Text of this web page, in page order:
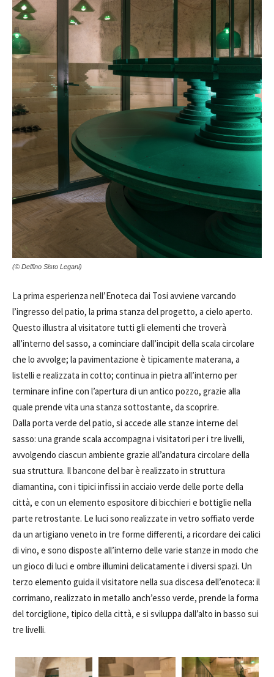
(© Delfino Sisto Legani)
La prima esperienza nell’Enoteca dai Tosi avviene varcando
l’ingresso del patio, la prima stanza del progetto, a cielo aperto.
Questo illustra al visitatore tutti gli elementi che troverà
all’interno del sasso, a cominciare dall’incipit della scala circolare
che lo avvolge; la pavimentazione è tipicamente materana, a
listelli e realizzata in cotto; continua in pietra all’interno per
terminare infine con l’apertura di un antico pozzo, grazie alla
quale prende vita una stanza sottostante, da scoprire.
Dalla porta verde del patio, si accede alle stanze interne del
sasso: una grande scala accompagna i visitatori per i tre livelli,
avvolgendo ciascun ambiente grazie all’andatura circolare della
sua struttura. Il bancone del bar è realizzato in struttura
diamantina, con i tipici infissi in acciaio verde delle porte della
città, e con un elemento espositore di bicchieri e bottiglie nella
parte retrostante. Le luci sono realizzate in vetro soffiato verde
da un artigiano veneto in tre forme differenti, a ricordare dei calici
di vino, e sono disposte all’interno delle varie stanze in modo che
un gioco di luci e ombre illumini delicatamente i diversi spazi. Un
terzo elemento guida il visitatore nella sua discesa dell’enoteca: il
corrimano, realizzato in metallo anch’esso verde, prende la forma
del torciglione, tipico della città, e si sviluppa dall’alto in basso sui
tre livelli.